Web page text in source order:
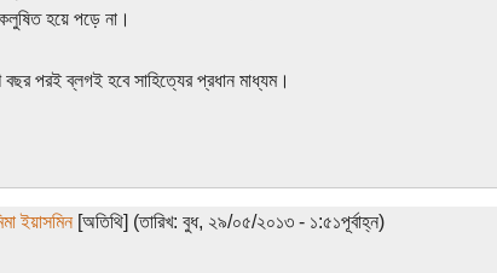
হয়ে পড়ে না।
পরই ব্লগই হবে সাহিত্যের প্রধান মাধ্যম।
ইয়াসমিন[অতিথি] (তারিখ: বুধ, ২৯/০৫/২০১৩ - ১:৫১পূর্বাহ্ন)